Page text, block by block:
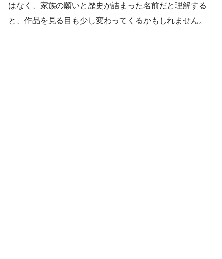
はなく、家族の願いと歴史が詰まった名前だと理解する
と、作品を見る目も少し変わってくるかもしれません。